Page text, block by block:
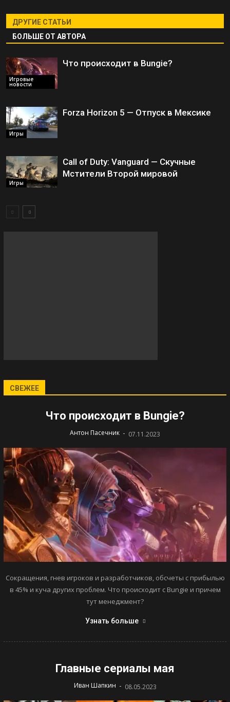
ДРУГИЕ СТАТЬИ
БОЛЬШЕ ОТ АВТОРА
Игровые
новости
Что происходит в Bungie?
Игры
Forza Horizon 5 — Отпуск в Мексике
Игры
Call of Duty: Vanguard — Скучные
Мстители Второй мировой
СВЕЖЕЕ
Что происходит в Bungie?
Антон Пасечник - 07.11.2023
Сокращения, гнев игроков и разработчиков, обсчеты с прибылью
в 45% и куча других проблем. Что происходит с Bungie и причем
тут менеджмент?
Узнать больше
Главные сериалы мая
Иван Шапкин - 08.05.2023